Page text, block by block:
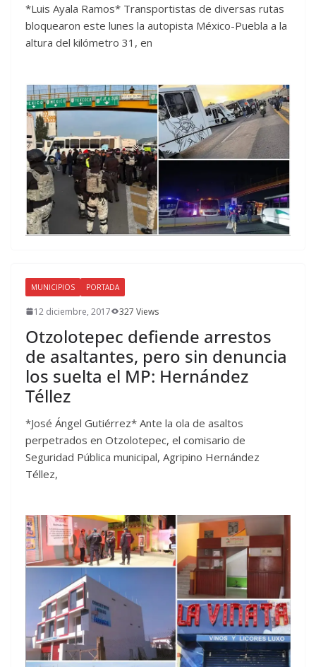
*Luis Ayala Ramos* Transportistas de diversas rutas
bloquearon este lunes la autopista México-Puebla a la
altura del kilómetro 31, en
MUNICIPIOS PORTADA
12 diciembre, 2017 327 Views
Otzolotepec defiende arrestos
de asaltantes, pero sin denuncia
los suelta el MP: Hernández
Téllez
*José Ángel Gutiérrez* Ante la ola de asaltos
perpetrados en Otzolotepec, el comisario de
Seguridad Pública municipal, Agripino Hernández
Téllez,